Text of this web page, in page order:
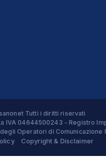
Tutti i diritti riservati
IVA 04644500243 - Registro
Operatori di
Copyright & Disclaimer